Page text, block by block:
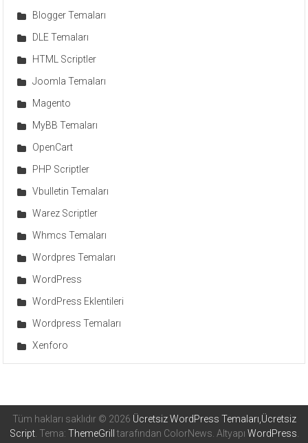
Blogger Temaları
DLE Temaları
HTML Scriptler
Joomla Temaları
Magento
MyBB Temaları
OpenCart
PHP Scriptler
Vbulletin Temaları
Warez Scriptler
Whmcs Temaları
Wordpres Temaları
WordPress
WordPress Eklentileri
Wordpress Temaları
Xenforo
Tüm hakları saklıdır © 2026 Ücretsiz WordPress Temaları,Ücretsiz
Script. Tema: ThemeGrill tarafından ColorNews. Altyapı WordPress